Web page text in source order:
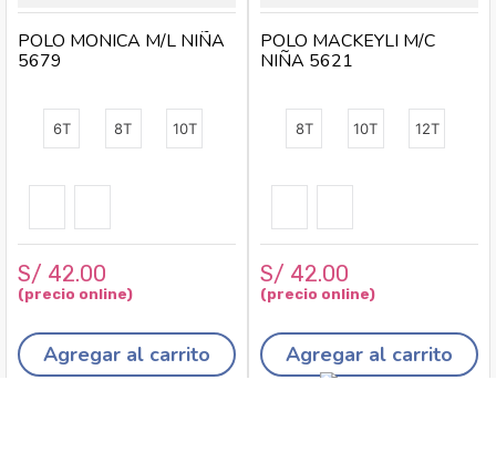
6T 8T 10T
POLO MONICA M/L NIÑA
5679
S/ 42.00
Agregar al carrito
8T 10T 12T
POLO MACKEYLI M/C
NIÑA 5621
S/ 42.00
Agregar al carrito